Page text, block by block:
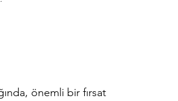
önemli bir fırsat